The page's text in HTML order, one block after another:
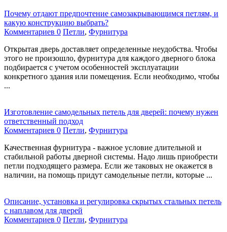
Почему отдают предпочтение самозакрывающимся петлям, и
какую конструкцию выбрать?
Комментариев 0 Петли, Фурнитура
Открытая дверь доставляет определенные неудобства. Чтобы
этого не произошло, фурнитура для каждого дверного блока
подбирается с учетом особенностей эксплуатации
конкретного здания или помещения. Если необходимо, чтобы
...
Изготовление самодельных петель для дверей: почему нужен
ответственный подход
Комментариев 0 Петли, Фурнитура
Качественная фурнитура - важное условие длительной и
стабильной работы дверной системы. Надо лишь приобрести
петли подходящего размера. Если же таковых не окажется в
наличии, на помощь придут самодельные петли, которые ...
Описание, установка и регулировка скрытых стальных петель
с наплавом для дверей
Комментариев 0 Петли, Фурнитура